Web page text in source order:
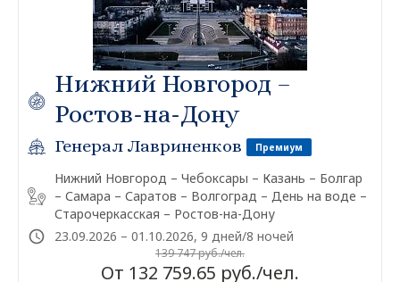
Нижний Новгород –
Ростов-на-Дону
Генерал Лавриненков Премиум
Нижний Новгород – Чебоксары – Казань – Болгар
– Самара – Саратов – Волгоград – День на воде –
Старочеркасская – Ростов-на-Дону
23.09.2026 – 01.10.2026, 9 дней/8 ночей
139 747 руб./чел.
От 132 759.65 руб./чел.